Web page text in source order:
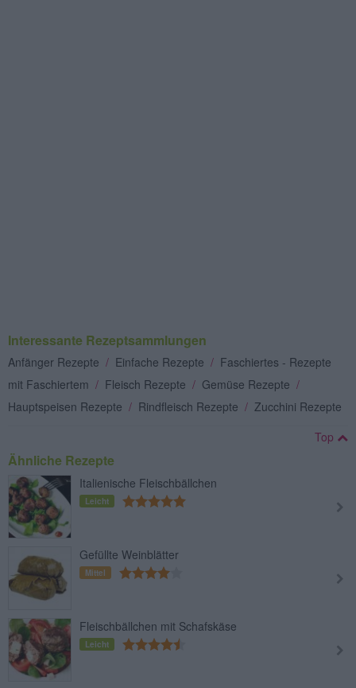
Interessante Rezeptsammlungen
Anfänger Rezepte / Einfache Rezepte / Faschiertes - Rezepte
mit Faschiertem / Fleisch Rezepte / Gemüse Rezepte /
Hauptspeisen Rezepte / Rindfleisch Rezepte / Zucchini Rezepte
Top
Ähnliche Rezepte
Italienische Fleischbällchen
Leicht
Gefüllte Weinblätter
Mittel
Fleischbällchen mit Schafskäse
Leicht